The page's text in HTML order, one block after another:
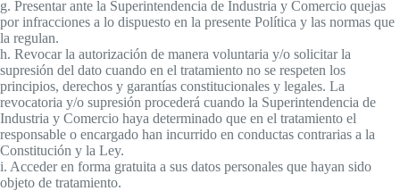
g. Presentar ante la Superintendencia de Industria y Comercio quejas
por infracciones a lo dispuesto en la presente Política y las normas que
la regulan.
h. Revocar la autorización de manera voluntaria y/o solicitar la
supresión del dato cuando en el tratamiento no se respeten los
principios, derechos y garantías constitucionales y legales. La
revocatoria y/o supresión procederá cuando la Superintendencia de
Industria y Comercio haya determinado que en el tratamiento el
responsable o encargado han incurrido en conductas contrarias a la
Constitución y la Ley.
i. Acceder en forma gratuita a sus datos personales que hayan sido
objeto de tratamiento.